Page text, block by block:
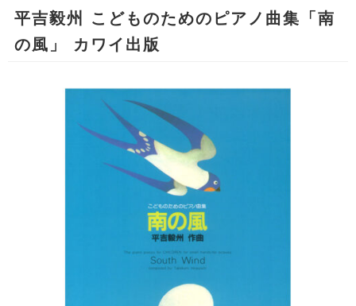
平吉毅州 こどものためのピアノ曲集「南
の風」 カワイ出版